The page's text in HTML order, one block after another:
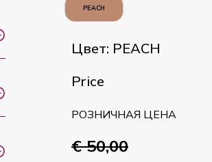
PEACH
Цвет: PEACH
Price
РОЗНИЧНАЯ ЦЕНА
€ 50,00